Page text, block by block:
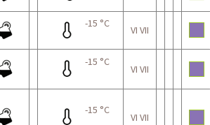
-15 °C
VI VII
-15 °C
VI VII
-15 °C
VI VII